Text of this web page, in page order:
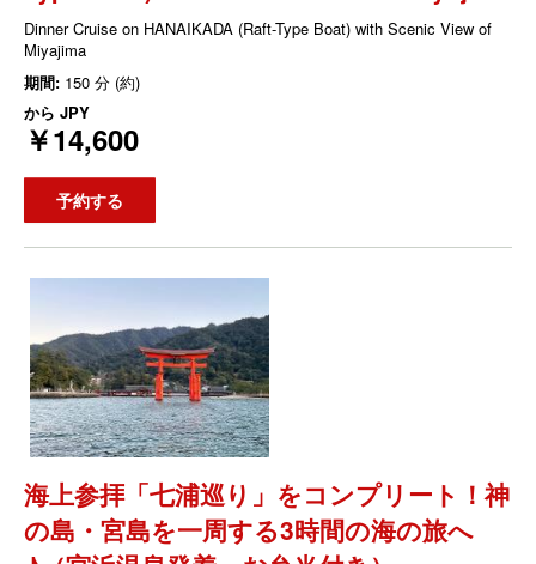
Dinner Cruise on HANAIKADA (Raft-Type Boat) with Scenic View of
Miyajima
期間: 150 分 (約)
から JPY
￥14,600
予約する
海上参拝「七浦巡り」をコンプリート！神
の島・宮島を一周する3時間の海の旅へ